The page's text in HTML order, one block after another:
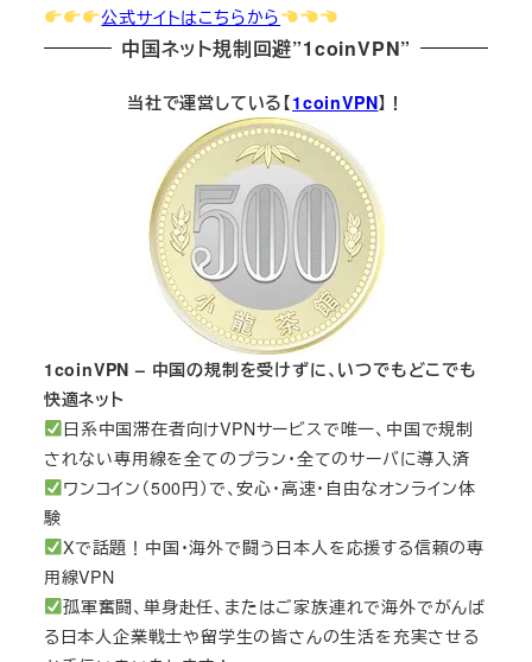
公式サイトはこちらから
中国ネット規制回避”1coinVPN”
当社で運営している【1coinVPN】！
1coinVPN – 中国の規制を受けずに、いつでもどこでも
快適ネット
日系中国滞在者向けVPNサービスで唯一、中国で規制
されない専用線を全てのプラン・全てのサーバに導入済
ワンコイン（500円）で、安心・高速・自由なオンライン体
験
Xで話題！中国・海外で闘う日本人を応援する信頼の専
用線VPN
孤軍奮闘、単身赴任、またはご家族連れで海外でがんば
る日本人企業戦士や留学生の皆さんの生活を充実させる